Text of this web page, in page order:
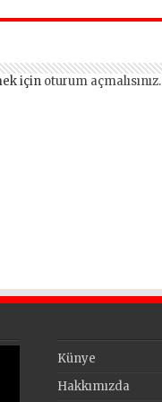
için oturum açmalısınız.
Künye
Hakkımızda